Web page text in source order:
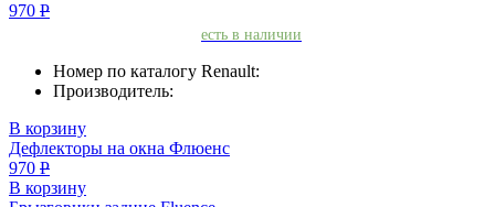
970 Р
есть в наличии
Номер по каталогу Renault:
Производитель:
В корзину
Дефлекторы на окна Флюенс
970 Р
В корзину